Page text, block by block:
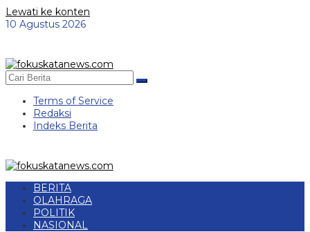
Lewati ke konten
10 Agustus 2026
Terms of Service
Redaksi
Indeks Berita
BERITA
OLAHRAGA
POLITIK
NASIONAL